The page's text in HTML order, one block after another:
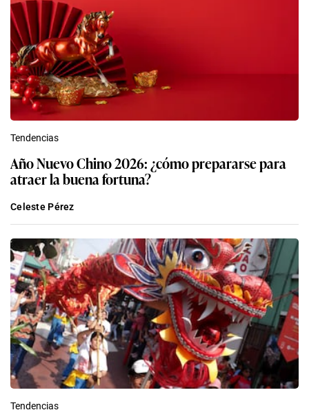
Tendencias
Año Nuevo Chino 2026: ¿cómo prepararse para
atraer la buena fortuna?
Celeste Pérez
Tendencias